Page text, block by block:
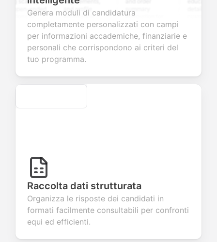
ended
valuable
or
and profile
information
fields for
seamless
account
creation.
summary
integration for
smooth e-
commerce
transactions.
screening
questions for
efficient
candidate
Genera moduli di candidatura
completamente personalizzati con campi
per informazioni accademiche, finanziarie e
personali che corrispondono ai criteri del
tuo programma.
Secure
Raccolta dati strutturata
Organizza le risposte dei candidati in
formati facilmente consultabili per confronti
equi ed efficienti.